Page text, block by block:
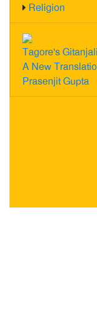
Religion
Tagore's Gitanjali
A New
Prasenjit Gupta